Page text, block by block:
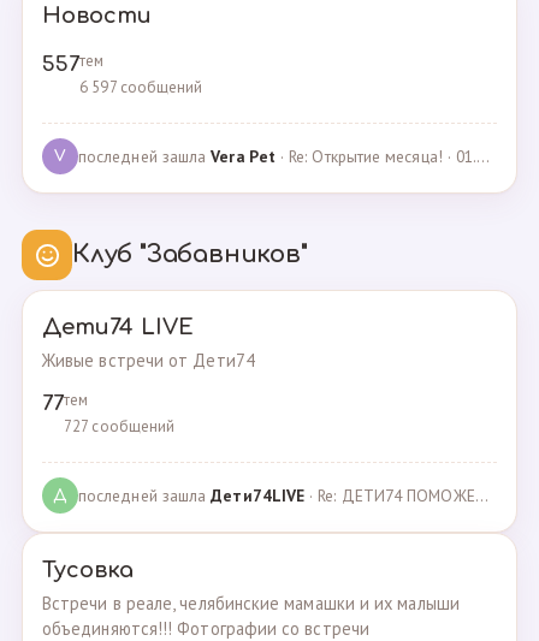
Новости
557тем
6 597 сообщений
V последней зашлаVera Pet · Re: Открытие месяца! · 01.04.2021
Клуб "Забавников"
Дети74 LIVE
Живые встречи от Дети74
77тем
727 сообщений
Д последней зашлаДeти74LIVE · Re: ДЕТИ74 ПОМОЖЕМ ВМЕСТЕ · 27.12.2021
Тусовка
Встречи в реале, челябинские мамашки и их малыши
объединяются!!! Фотографии со встречи